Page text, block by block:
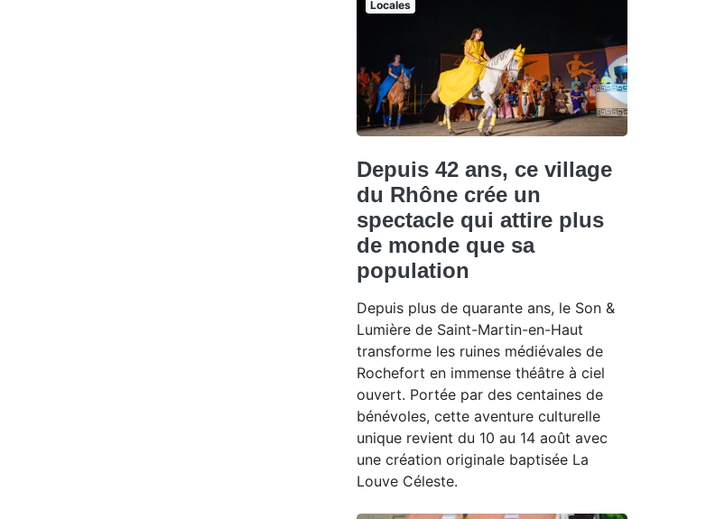
Locales
Depuis 42 ans, ce village
du Rhône crée un
spectacle qui attire plus
de monde que sa
population
Depuis plus de quarante ans, le Son &
Lumière de Saint-Martin-en-Haut
transforme les ruines médiévales de
Rochefort en immense théâtre à ciel
ouvert. Portée par des centaines de
bénévoles, cette aventure culturelle
unique revient du 10 au 14 août avec
une création originale baptisée La
Louve Céleste.